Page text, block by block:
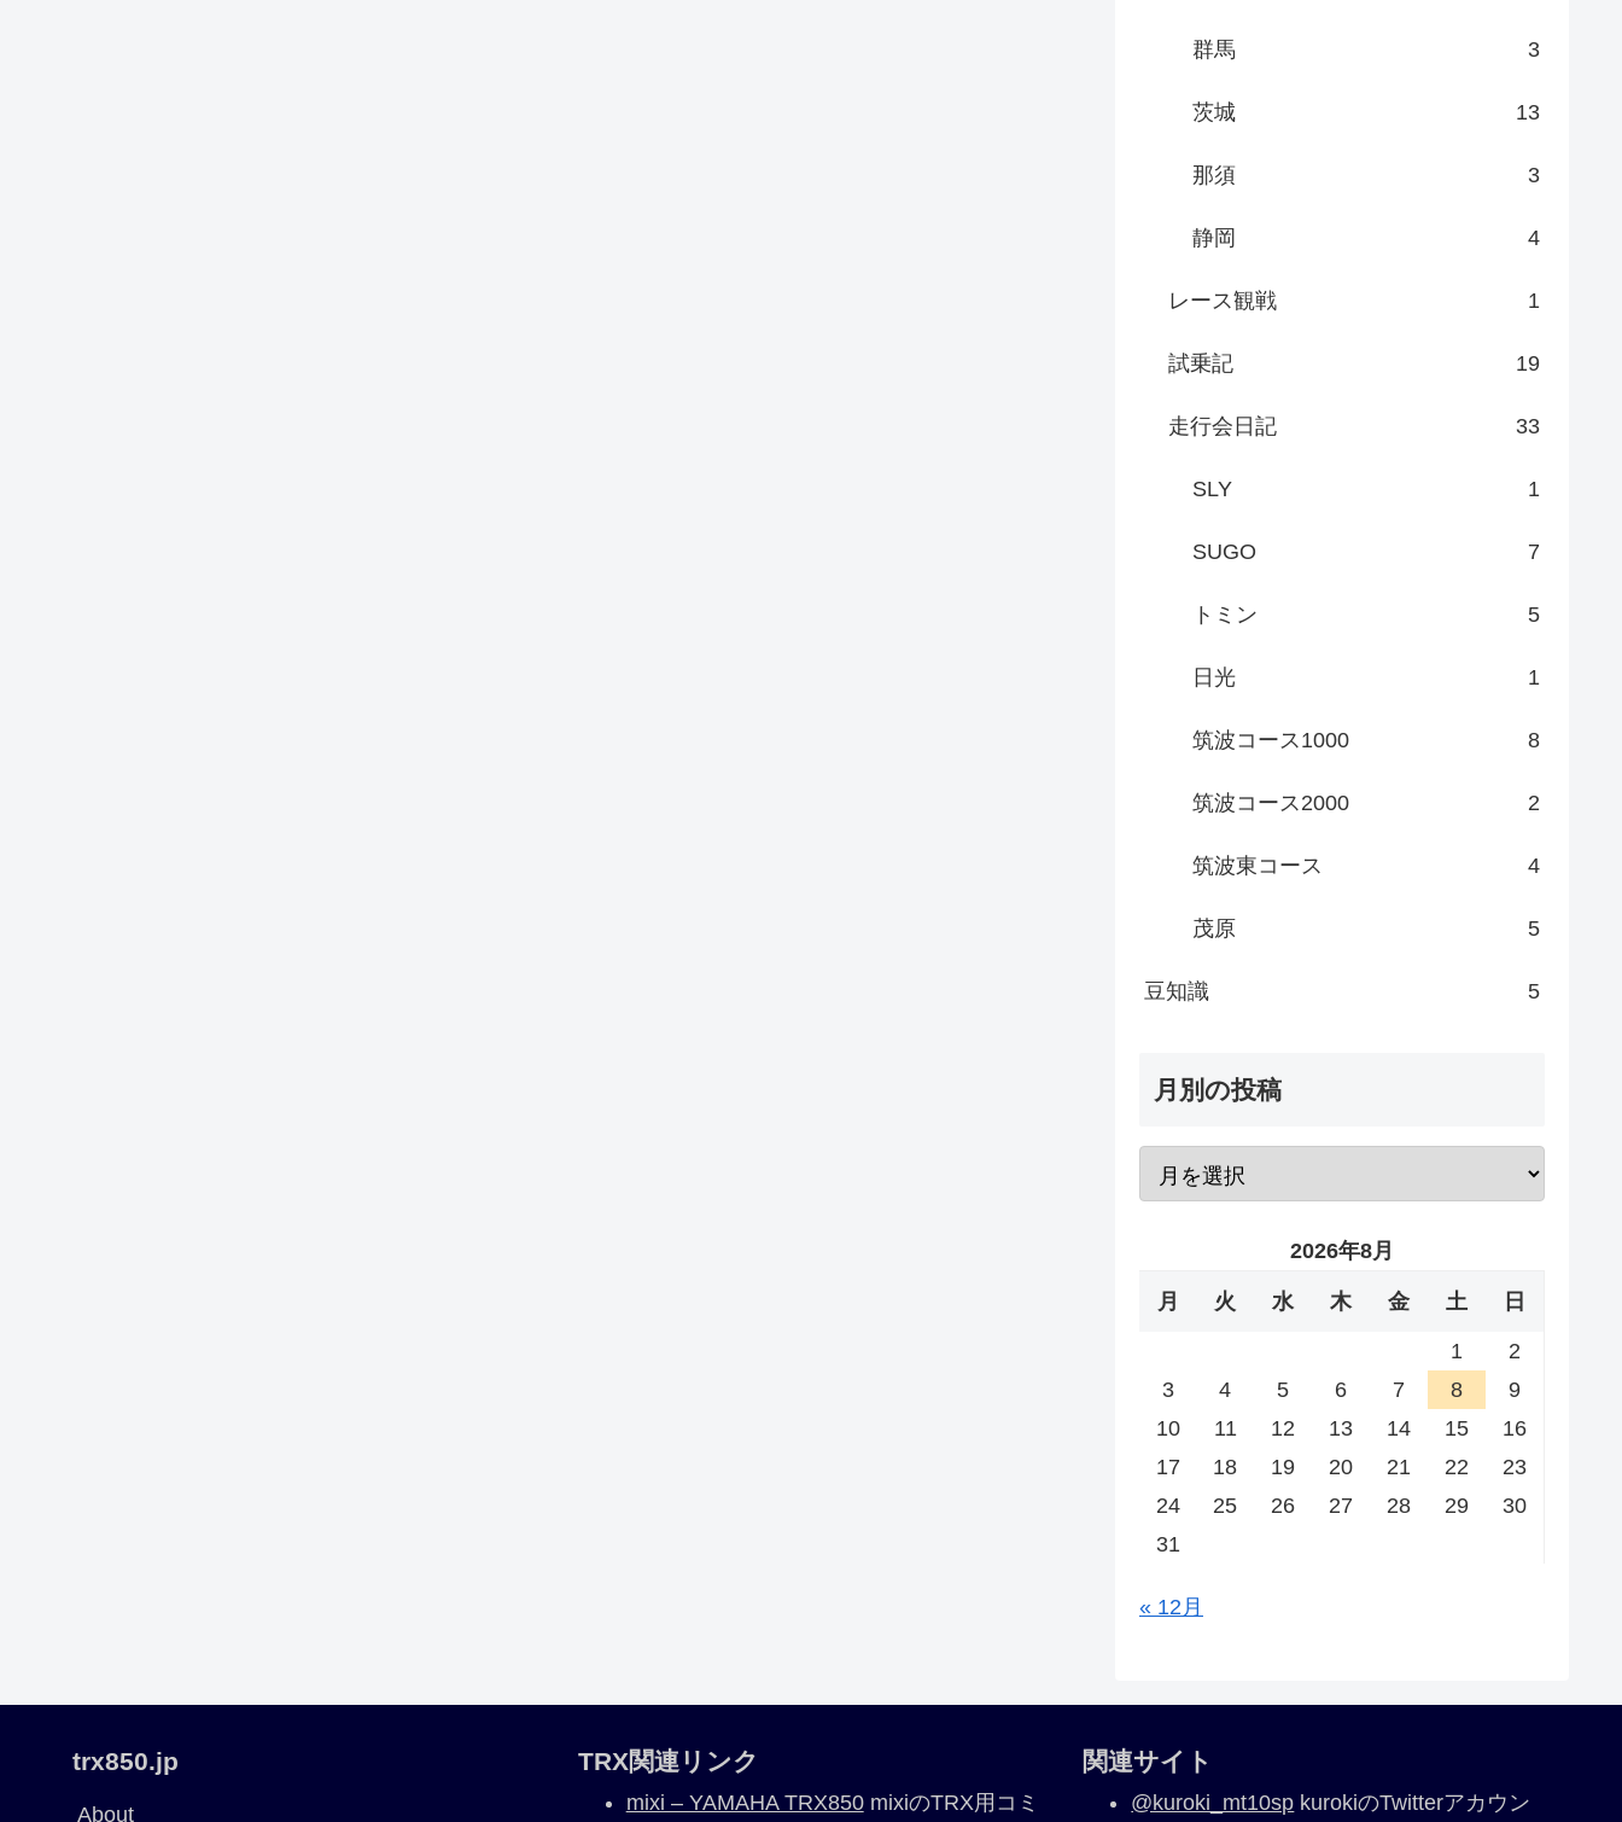
群馬 3
茨城 13
那須 3
静岡 4
レース観戦 1
試乗記 19
走行会日記 33
SLY 1
SUGO 7
トミン 5
日光 1
筑波コース1000 8
筑波コース2000 2
筑波東コース 4
茂原 5
豆知識 5
月別の投稿
2026年8月
月 火 水 木 金 土 日
1
2
3
4 5 6 7 8
9
10
11 12 13 14 15
16
17
18 19 20 21 22
23
24
25 26 27 28 29
30
31
« 12月
trx850.jp
About
TRX関連リンク
mixi – YAMAHA TRX850mixiのTRX用コミ
関連サイト
@kuroki_mt10sp kurokiのTwitterアカウン